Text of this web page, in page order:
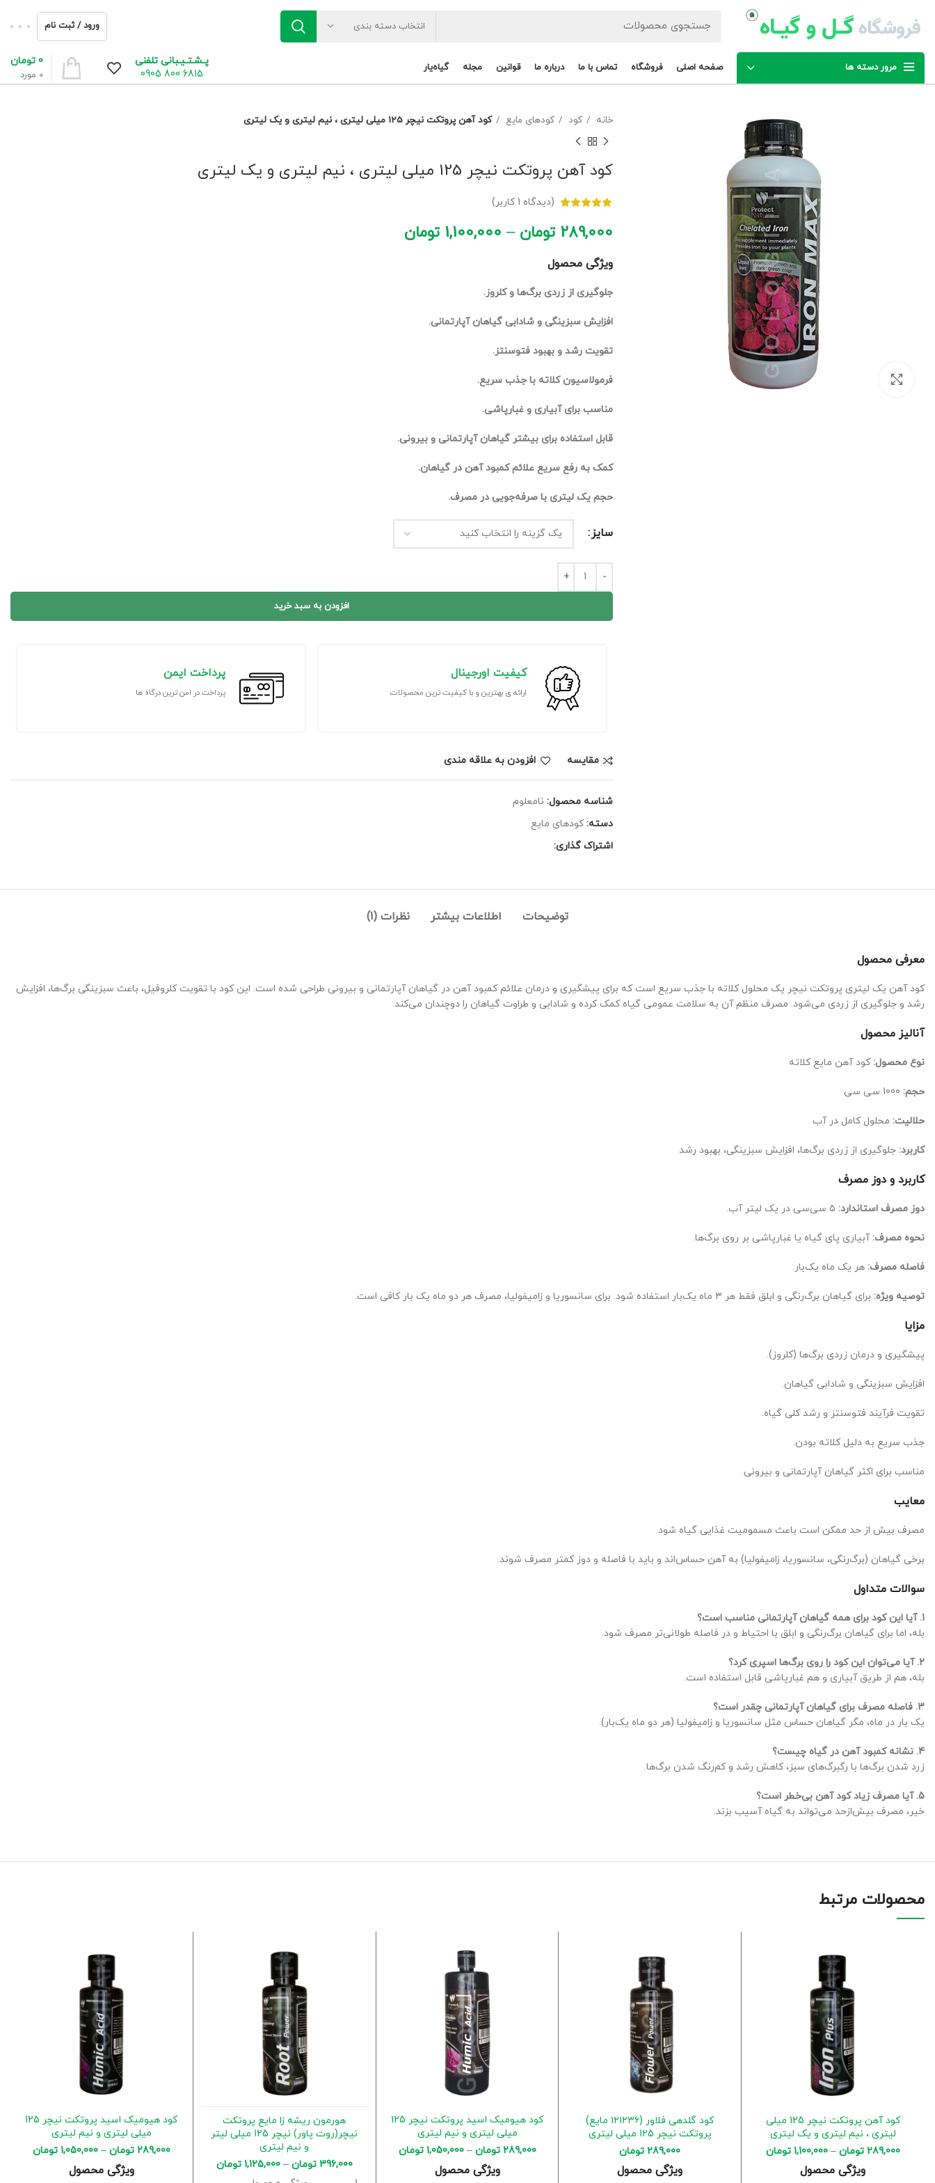
انتخاب دسته بندی ورود / ثبت نام
مرور دسته ها صفحه اصلی فروشگاه تماس با ما درباره ما قوانین مجله گیاه‌یار
پـشـتـیـبانی تلفنی
6815 800 0905
0 مورد
0 تومان
برای بزرگنمایی کلیک کنید
خانه کود کودهای مایع کود آهن پروتکت نیچر 125 میلی لیتری ، نیم لیتری و یک لیتری
کود آهن پروتکت نیچر 125 میلی لیتری ، نیم لیتری و یک لیتری
(دیدگاه 1 کاربر)
289,000 تومان –
1,100,000 تومان
ویژگی محصول
جلوگیری از زردی برگ‌ها و کلروز.
افزایش سبزینگی و شادابی گیاهان آپارتمانی.
تقویت رشد و بهبود فتوسنتز.
فرمولاسیون کلاته با جذب سریع.
مناسب برای آبیاری و غبارپاشی.
قابل استفاده برای بیشتر گیاهان آپارتمانی و بیرونی.
کمک به رفع سریع علائم کمبود آهن در گیاهان.
حجم یک لیتری با صرفه‌جویی در مصرف.
سایز
افزودن به سبد خرید
کیفیت اورجینال
ارائه ی بهترین و با کیفیت ترین محصولات
پرداخت ایمن
پرداخت در امن ترین درگاه ها
مقايسه افزودن به علاقه مندی
شناسه محصول: نامعلوم
دسته: کودهای مایع
اشتراک گذاری:
توضیحات اطلاعات بیشتر نظرات (1)
معرفی محصول
کود آهن یک لیتری پروتکت نیچر یک محلول کلاته با جذب سریع است که برای پیشگیری و درمان علائم کمبود آهن در گیاهان آپارتمانی و بیرونی طراحی شده است. این کود با تقویت کلروفیل، باعث سبزینگی برگ‌ها، افزایش
رشد و جلوگیری از زردی می‌شود. مصرف منظم آن به سلامت عمومی گیاه کمک کرده و شادابی و طراوت گیاهان را دوچندان می‌کند.
آنالیز محصول
نوع محصول: کود آهن مایع کلاته
حجم:
حلالیت: محلول کامل در آب
کاربرد: جلوگیری از زردی برگ‌ها، افزایش سبزینگی، بهبود رشد
کاربرد و دوز مصرف
دوز مصرف استاندارد:
نحوه مصرف: آبیاری پای گیاه یا غبارپاشی بر روی برگ‌ها.
فاصله مصرف: هر یک ماه یک‌بار.
توصیه ویژه: برای گیاهان برگ‌رنگی و ابلق فقط هر ۳ ماه یک‌بار استفاده شود. برای سانسوریا و زامیفولیا، مصرف هر دو ماه یک بار کافی است.
مزایا
پیشگیری و درمان زردی برگ‌ها (کلروز).
افزایش سبزینگی و شادابی گیاهان.
تقویت فرآیند فتوسنتز و رشد کلی گیاه.
جذب سریع به دلیل کلاته بودن.
مناسب برای اکثر گیاهان آپارتمانی و بیرونی.
معایب
مصرف بیش از حد ممکن است باعث مسمومیت غذایی گیاه شود.
برخی گیاهان (برگ‌رنگی، سانسوریا، زامیفولیا) به آهن حساس‌اند و باید با فاصله و دوز کمتر مصرف شوند.
سوالات متداول
1. آیا این کود برای همه گیاهان آپارتمانی مناسب است؟
بله، اما برای گیاهان برگ‌رنگی و ابلق با احتیاط و در فاصله طولانی‌تر مصرف شود.
2. آیا می‌توان این کود را روی برگ‌ها اسپری کرد؟
بله، هم از طریق آبیاری و هم غبارپاشی قابل استفاده است.
3. فاصله مصرف برای گیاهان آپارتمانی چقدر است؟
یک بار در ماه، مگر گیاهان حساس مثل سانسوریا و زامیفولیا (هر دو ماه یک‌بار).
4. نشانه کمبود آهن در گیاه چیست؟
زرد شدن برگ‌ها با رگبرگ‌های سبز، کاهش رشد و کم‌رنگ شدن برگ‌ها.
5. آیا مصرف زیاد کود آهن بی‌خطر است؟
خیر، مصرف بیش‌ازحد می‌تواند به گیاه آسیب بزند.
محصولات مرتبط
کود آهن پروتکت نیچر 125 میلی
لیتری ، نیم لیتری و یک لیتری
289,000 تومان –
1,100,000 تومان
ویژگی محصول
کود گلدهی فلاور (۱۲۱۲۳۶ مایع)
پروتکت نیچر 125 میلی لیتری
289,000 تومان
ویژگی محصول
کود هیومیک اسید پروتکت نیچر 125
میلی لیتری و نیم لیتری
289,000 تومان –
1,050,000 تومان
ویژگی محصول
هورمون ریشه زا مایع پروتکت
نیچر(روت پاور) نیچر 125 میلی لیتر
و نیم لیتری
396,000 تومان –
1,125,000 تومان
کود هیومیک اسید پروتکت نیچر 125
میلی لیتری و نیم لیتری
289,000 تومان –
1,050,000 تومان
ویژگی محصول